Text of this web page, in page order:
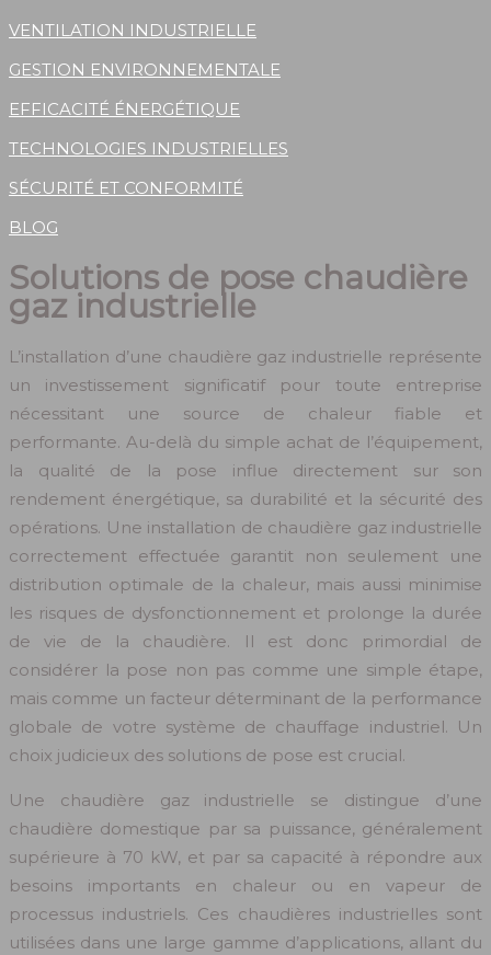
VENTILATION INDUSTRIELLE
GESTION ENVIRONNEMENTALE
EFFICACITÉ ÉNERGÉTIQUE
TECHNOLOGIES INDUSTRIELLES
SÉCURITÉ ET CONFORMITÉ
BLOG
Solutions de pose chaudière
gaz industrielle
L’installation d’une chaudière gaz industrielle représente
un investissement significatif pour toute entreprise
nécessitant une source de chaleur fiable et
performante. Au-delà du simple achat de l’équipement,
la qualité de la pose influe directement sur son
rendement énergétique, sa durabilité et la sécurité des
opérations. Une installation de chaudière gaz industrielle
correctement effectuée garantit non seulement une
distribution optimale de la chaleur, mais aussi minimise
les risques de dysfonctionnement et prolonge la durée
de vie de la chaudière. Il est donc primordial de
considérer la pose non pas comme une simple étape,
mais comme un facteur déterminant de la performance
globale de votre système de chauffage industriel. Un
choix judicieux des solutions de pose est crucial.
Une chaudière gaz industrielle se distingue d’une
chaudière domestique par sa puissance, généralement
supérieure à 70 kW, et par sa capacité à répondre aux
besoins importants en chaleur ou en vapeur de
processus industriels. Ces chaudières industrielles sont
utilisées dans une large gamme d’applications, allant du